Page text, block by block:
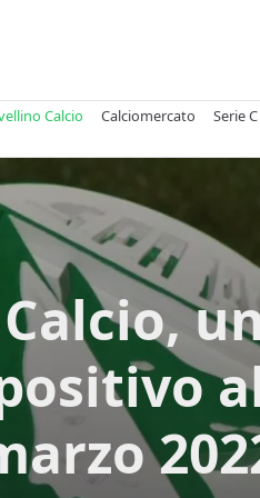
Calcio Calciomercato Serie C